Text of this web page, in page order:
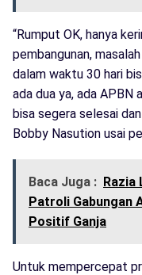
“Rumput OK, hanya
pembangunan,
dalam waktu 30 hari
ada dua ya, ada APBN
bisa segera selesai
Bobby Nasution usai
Baca Juga : Razia
Patroli Gabungan
Positif Ganja
Untuk mempercepat